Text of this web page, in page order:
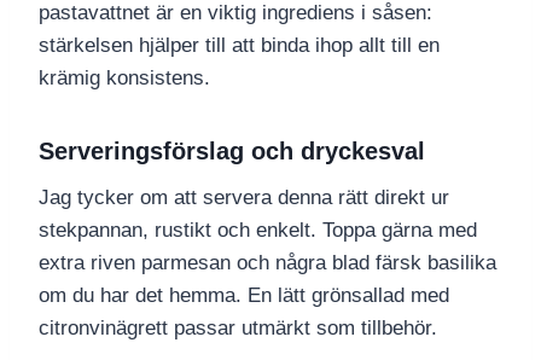
pastavattnet är en viktig ingrediens i såsen:
stärkelsen hjälper till att binda ihop allt till en
krämig konsistens.
Serveringsförslag och dryckesval
Jag tycker om att servera denna rätt direkt ur
stekpannan, rustikt och enkelt. Toppa gärna med
extra riven parmesan och några blad färsk basilika
om du har det hemma. En lätt grönsallad med
citronvinägrett passar utmärkt som tillbehör.